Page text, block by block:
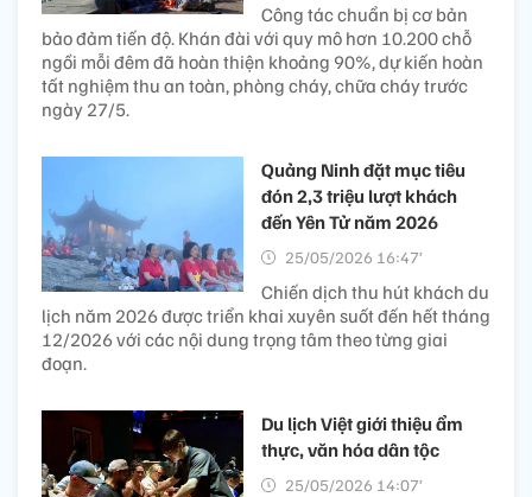
Công tác chuẩn bị cơ bản
bảo đảm tiến độ. Khán đài với quy mô hơn 10.200 chỗ
ngồi mỗi đêm đã hoàn thiện khoảng 90%, dự kiến hoàn
tất nghiệm thu an toàn, phòng cháy, chữa cháy trước
ngày 27/5.
Quảng Ninh đặt mục tiêu
đón 2,3 triệu lượt khách
đến Yên Tử năm 2026
25/05/2026 16:47’
Chiến dịch thu hút khách du
lịch năm 2026 được triển khai xuyên suốt đến hết tháng
12/2026 với các nội dung trọng tâm theo từng giai
đoạn.
Du lịch Việt giới thiệu ẩm
thực, văn hóa dân tộc
25/05/2026 14:07’